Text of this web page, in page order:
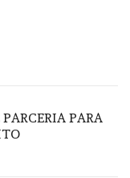
PARCERIA PARA